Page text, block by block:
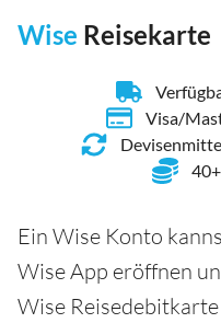
Wise Reisekarte
Visa/
Ein Wise Konto
Wise App eröffnen
Wise